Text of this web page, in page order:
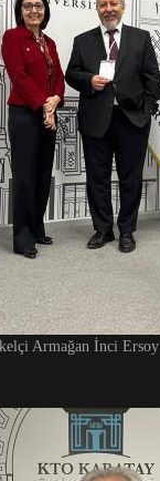
Armağan İnci Ersoy